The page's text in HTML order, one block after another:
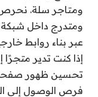
ومتاجر سلة.
ومتدرج داخل
عبر بناء روابط
إذا كنت تدير متجرًا
تحسين ظهور
فرص الوصول إلى